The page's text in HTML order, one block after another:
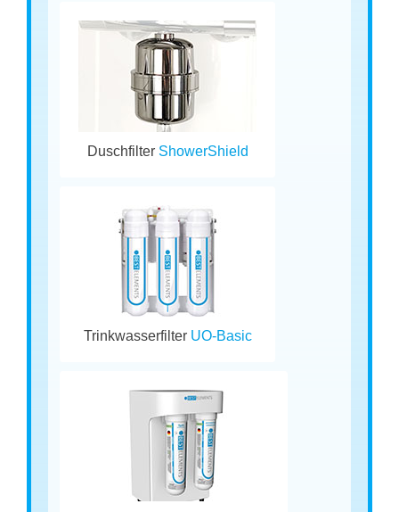
Duschfilter ShowerShield
Trinkwasserfilter UO-Basic